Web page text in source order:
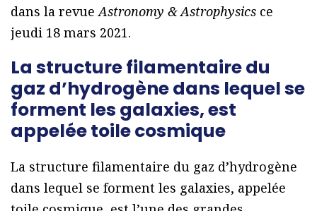
dans la revueAstronomy & Astrophysics ce
jeudi 18 mars 2021.
La structure filamentaire du
gaz d’hydrogène dans lequel se
forment les galaxies, est
appelée toile cosmique
La structure filamentaire du gaz d’hydrogène
dans lequel se forment les galaxies, appelée